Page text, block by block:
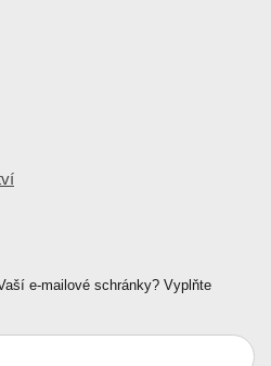
e-mailové schránky? Vyplňte